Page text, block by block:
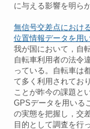
に与える影響を明ら
無信号交差点におけ
位置情報データを用
我が国において，自
自転車利用者の法令
っている。自転車は
て多く利用されてお
ことが昨今の課題と
GPSデータを用いる
の実態を把握し，交
目的として調査を行